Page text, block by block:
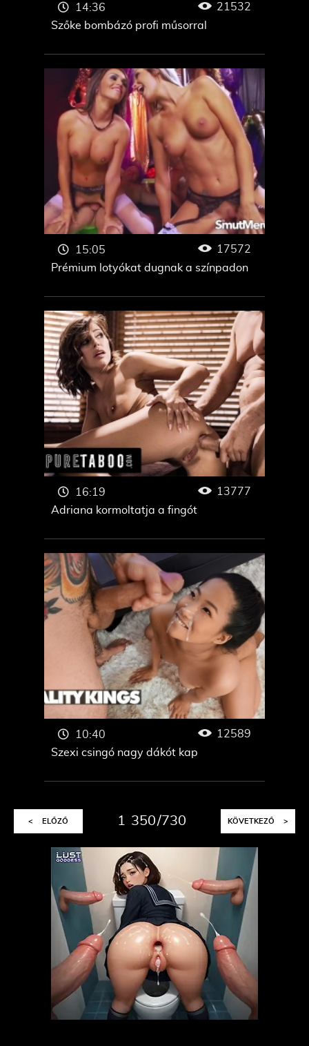
Szőke bombázó profi műsorral
14:36 21532
Prémium lotyókat dugnak a színpadon
15:05 17572
Adriana kormoltatja a fingót
16:19 13777
Szexi csingó nagy dákót kap
10:40 12589
< ELŐZŐ 1 350 730 KÖVETKEZŐ >